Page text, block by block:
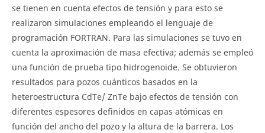
se tienen en cuenta efectos de tensión y para esto se
realizaron simulaciones empleando el lenguaje de
programación FORTRAN. Para las simulaciones se tuvo en
cuenta la aproximación de masa efectiva; además se empleó
una función de prueba tipo hidrogenoide. Se obtuvieron
resultados para pozos cuánticos basados en la
heteroestructura CdTe/ ZnTe bajo efectos de tensión con
diferentes espesores definidos en capas atómicas en
función del ancho del pozo y la altura de la barrera. Los